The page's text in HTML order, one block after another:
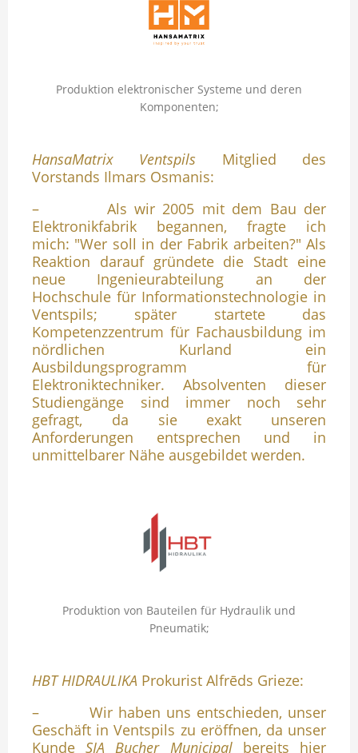
Produktion elektronischer Systeme und deren
Komponenten;
HansaMatrix Ventspils Mitglied des
Vorstands Ilmars Osmanis:
– Als wir 2005 mit dem Bau der
Elektronikfabrik begannen, fragte ich
mich: "Wer soll in der Fabrik arbeiten?" Als
Reaktion darauf gründete die Stadt eine
neue Ingenieurabteilung an der
Hochschule für Informationstechnologie in
Ventspils; später startete das
Kompetenzzentrum für Fachausbildung im
nördlichen Kurland ein
Ausbildungsprogramm für
Elektroniktechniker. Absolventen dieser
Studiengänge sind immer noch sehr
gefragt, da sie exakt unseren
Anforderungen entsprechen und in
unmittelbarer Nähe ausgebildet werden.
Produktion von Bauteilen für Hydraulik und
Pneumatik;
HBT HIDRAULIKA Prokurist Alfrēds Grieze:
– Wir haben uns entschieden, unser
Geschäft in Ventspils zu eröffnen, da unser
KundeSIA Bucher Municipalbereits hier